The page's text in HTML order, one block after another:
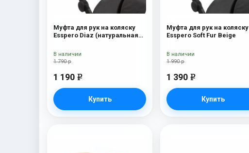
Муфта для рук на коляску
Esspero Diaz (натуральная
1 790 р
1 190 e
Купить
В наличии
Муфта для рук на коляску
Esspero Soft Fur Beige
1 990 р
1 390 e
Купить
В наличии